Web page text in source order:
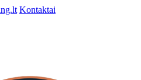
Kontaktai